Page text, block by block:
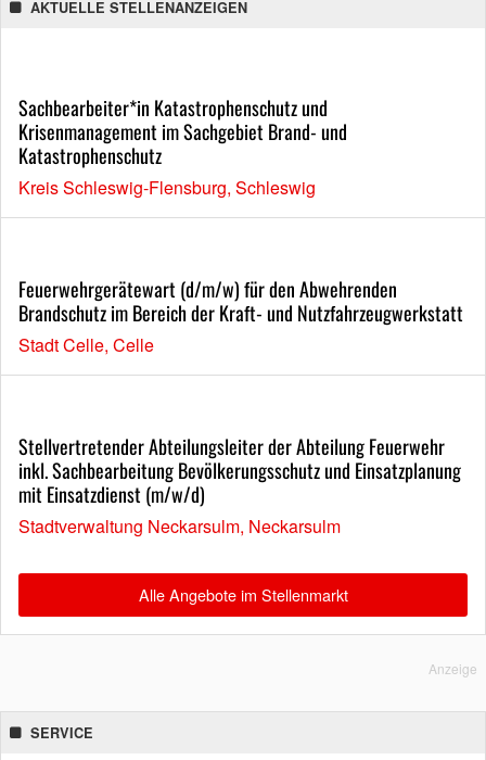
AKTUELLE STELLENANZEIGEN
Sachbearbeiter*in Katastrophenschutz und
Krisenmanagement im Sachgebiet Brand- und
Katastrophenschutz
Kreis Schleswig-Flensburg, Schleswig
Feuerwehrgerätewart (d/m/w) für den Abwehrenden
Brandschutz im Bereich der Kraft- und Nutzfahrzeugwerkstatt
Stadt Celle, Celle
Stellvertretender Abteilungsleiter der Abteilung Feuerwehr
inkl. Sachbearbeitung Bevölkerungsschutz und Einsatzplanung
mit Einsatzdienst (m/w/d)
Stadtverwaltung Neckarsulm, Neckarsulm
Alle Angebote im Stellenmarkt
Anzeige
SERVICE